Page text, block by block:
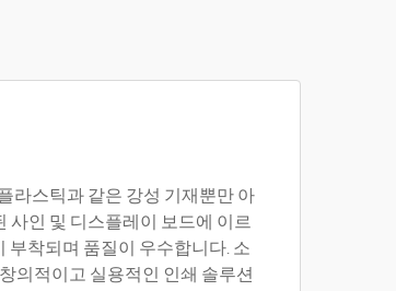
라스틱과 같은 강성 기재뿐만 아
사인 및 디스플레이 보드에 이르
부착되며 품질이 우수합니다. 소
의적이고 실용적인 인쇄 솔루션